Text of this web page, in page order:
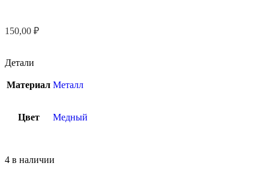
150,00 ₽
Детали
Материал Металл
Цвет Медный
4 в наличии